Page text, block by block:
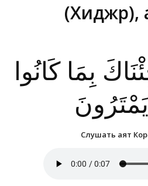
(Хиджр),
بِمَا كَانُوا
Слушать аят